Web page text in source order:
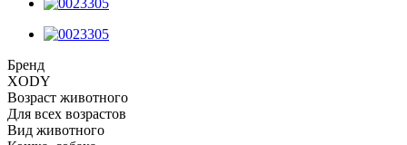
Бренд
XODY
Возраст животного
Для всех возрастов
Вид животного